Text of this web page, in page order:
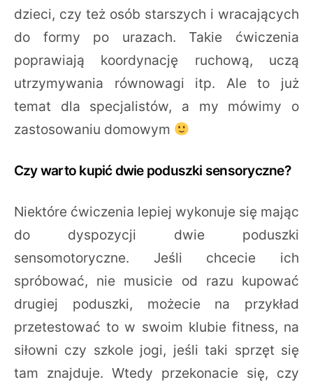
dzieci, czy też osób starszych i wracających
do formy po urazach. Takie ćwiczenia
poprawiają koordynację ruchową, uczą
utrzymywania równowagi itp. Ale to już
temat dla specjalistów, a my mówimy o
zastosowaniu domowym
Czy warto kupić dwie poduszki sensoryczne?
Niektóre ćwiczenia lepiej wykonuje się mając
do dyspozycji dwie poduszki
sensomotoryczne. Jeśli chcecie ich
spróbować, nie musicie od razu kupować
drugiej poduszki, możecie na przykład
przetestować to w swoim klubie fitness, na
siłowni czy szkole jogi, jeśli taki sprzęt się
tam znajduje. Wtedy przekonacie się, czy